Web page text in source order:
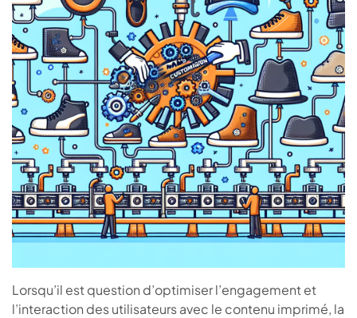
Lorsqu’il est question d’optimiser l’engagement et
l’interaction des utilisateurs avec le contenu imprimé, la